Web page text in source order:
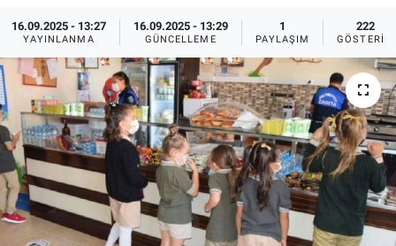
16.09.2025 - 13:27
YAYINLANMA
16.09.2025 - 13:29
GÜNCELLEME
1
PAYLAŞIM
222
GÖSTERIM
Ege'den Esintiler
Eğitim
Eğlence
Ekonomi
Forum
İletişim